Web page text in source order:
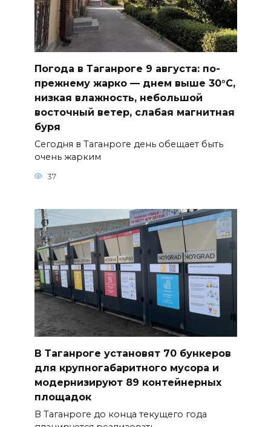
Погода в Таганроге 9 августа: по-
прежнему жарко — днем выше 30°С,
низкая влажность, небольшой
восточный ветер, слабая магнитная
буря
Сегодня в Таганроге день обещает быть
очень жарким
37
В Таганроге установят 70 бункеров
для крупногабаритного мусора и
модернизируют 89 контейнерных
площадок
В Таганроге до конца текущего года